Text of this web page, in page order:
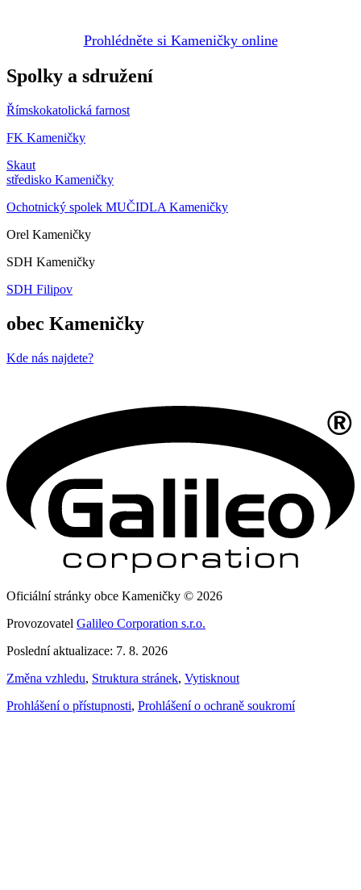
Prohlédněte si Kameničky online
Spolky a sdružení
Římskokatolická farnost
FK Kameničky
Skaut
středisko Kameničky
Ochotnický spolek MUČIDLA Kameničky
Orel Kameničky
SDH Kameničky
SDH Filipov
obec Kameničky
Kde nás najdete?
Oficiální stránky obce Kameničky © 2026
Provozovatel Galileo Corporation s.r.o.
Poslední aktualizace: 7. 8. 2026
Změna vzhledu, Struktura stránek, Vytisknout
Prohlášení o přístupnosti, Prohlášení o ochraně soukromí